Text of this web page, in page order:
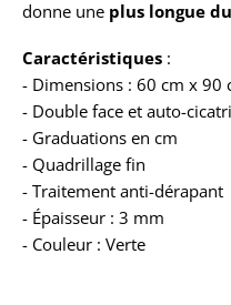
donne une plus longue
Caractéristiques :
- Dimensions : 60 cm x 90
- Double face et auto-
- Graduations en cm
- Quadrillage fin
- Traitement anti-dérapant
- Épaisseur : 3 mm
- Couleur : Verte